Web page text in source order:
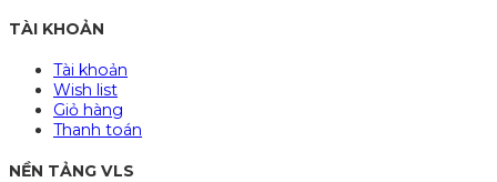
TÀI KHOẢN
Tài khoản
Wish list
Giỏ hàng
Thanh toán
NỀN TẢNG VLS